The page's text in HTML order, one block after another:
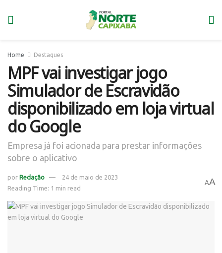
Home Destaques
MPF vai investigar jogo
Simulador de Escravidão
disponibilizado em loja virtual
do Google
Empresa já foi acionada para prestar informações
sobre o aplicativo
por Redação
24 de maio de 2023
Reading Time: 1 min read
AA